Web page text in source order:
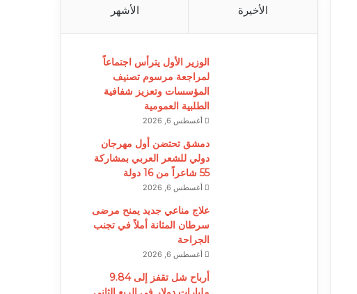
الأخيرة الأشهر
الوزير الأول يترأس اجتماعاً
لمراجعة مرسوم تصنيف
المؤسسات وتعزيز شفافية
الطلبية العمومية
أغسطس 6, 2026
دمشق تحتضن أول مهرجان
دولي للشعر العربي بمشاركة
55 شاعراً من 16 دولة
أغسطس 6, 2026
علاج مناعي جديد يمنح مرضى
سرطان المثانة أملاً في تجنب
الجراحة
أغسطس 6, 2026
أرباح شل تقفز إلى 9.84